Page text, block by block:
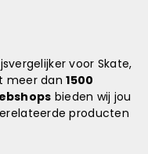
voor Skate,
meer dan1500
bieden wij jou
producten